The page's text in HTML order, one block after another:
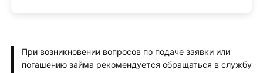
При возникновении вопросов по подаче заявки или
погашению займа рекомендуется обращаться в службу